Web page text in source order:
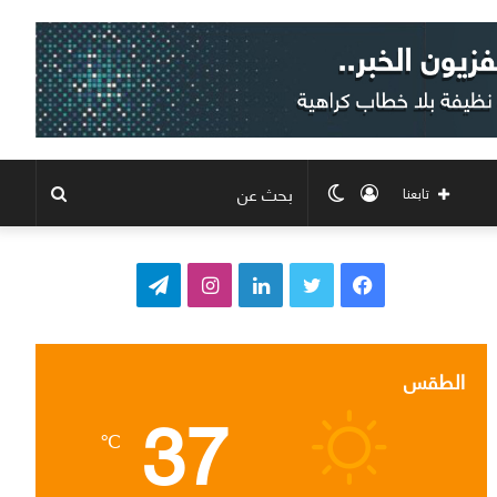
الوضع
المظلم
تسجيل
الدخول
تابعنا
ف
ب
و
ت
ق
ت
ر
الطقس 37
℃